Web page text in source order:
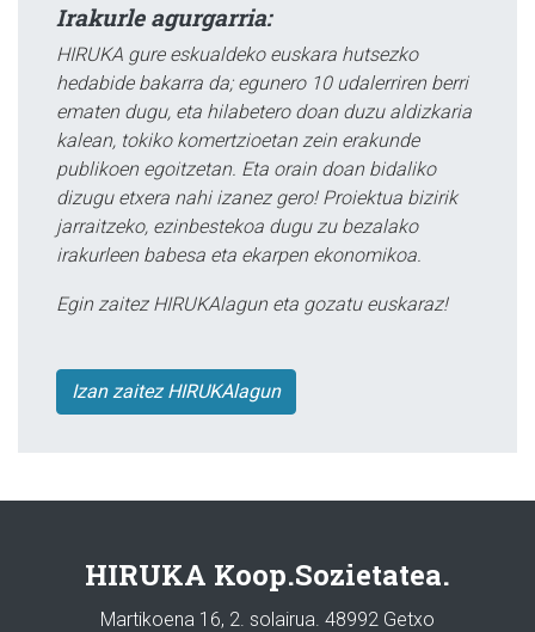
Irakurle agurgarria:
HIRUKA gure eskualdeko euskara hutsezko
hedabide bakarra da; egunero 10 udalerriren berri
ematen dugu, eta hilabetero doan duzu aldizkaria
kalean, tokiko komertzioetan zein erakunde
publikoen egoitzetan. Eta orain doan bidaliko
dizugu etxera nahi izanez gero! Proiektua bizirik
jarraitzeko, ezinbestekoa dugu zu bezalako
irakurleen babesa eta ekarpen ekonomikoa.
Egin zaitez HIRUKAlagun eta gozatu euskaraz!
Izan zaitez HIRUKAlagun
HIRUKA Koop.Sozietatea.
Martikoena 16, 2. solairua. 48992 Getxo